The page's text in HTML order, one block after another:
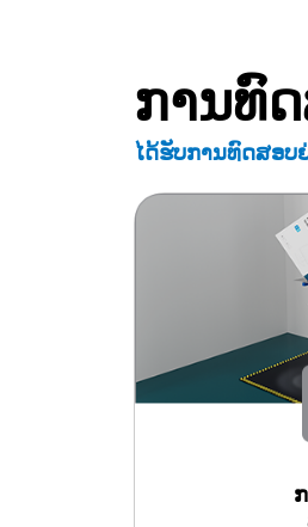
ການທົ
ໄດ້ຮັບການທົດສອບ